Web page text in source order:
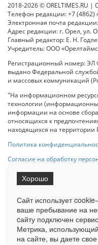
2018-2026 © ORELTIMES.RU
Телефон редакции: +7 (4862)
Электронная почта
Адрес редакции: г. Орел, ул.
Главный редактор: Е. Н.
Учредитель: ООО
Регистрационный номер: ЭЛ
выдано Федеральной
и массовых коммуникаций
"На информационном
технологии
информации на основе
относящихся к
находящихся на
Политика
Согласие на обработку
на Сетевое издание
Ограниченная статистика
Liveinternet.ru . Подробная
у менеджера.
Сайт использует
ваше пребывание на
cайту подключен
Метрика,
на сайте, вы даете
Хорошо